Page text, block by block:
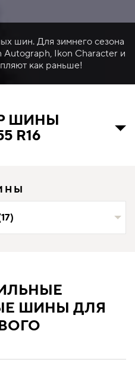
шин. Для зимнего сезона
Autograph, Ikon Character и
как раньше!
ШИНЫ
R16
ШИНЫ ДЛЯ